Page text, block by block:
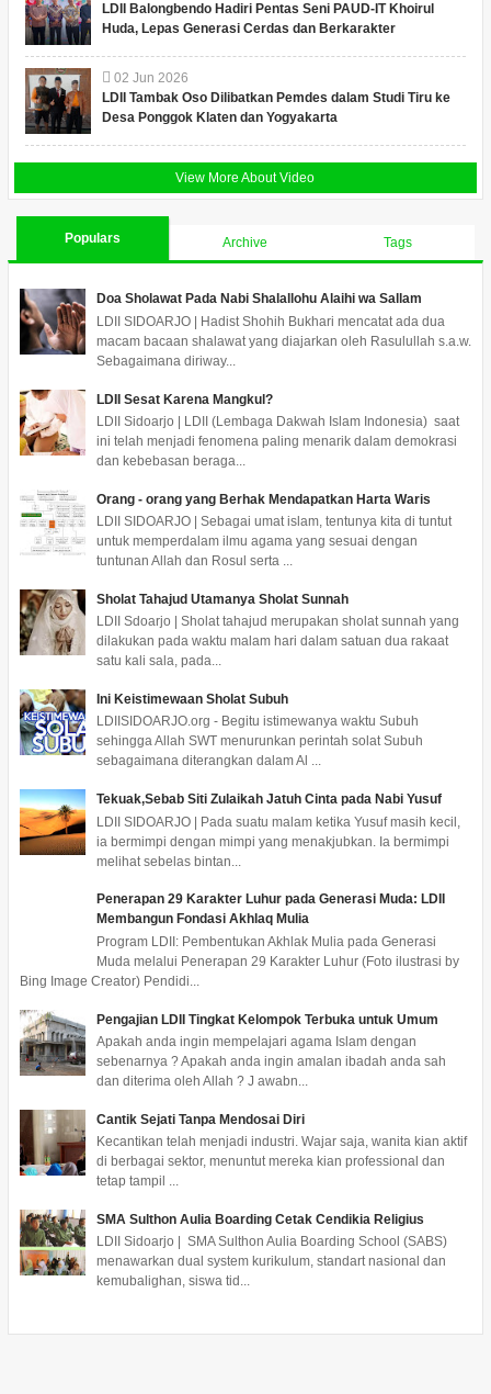
LDII Balongbendo Hadiri Pentas Seni PAUD-IT Khoirul
Huda, Lepas Generasi Cerdas dan Berkarakter
02 Jun 2026
LDII Tambak Oso Dilibatkan Pemdes dalam Studi Tiru ke
Desa Ponggok Klaten dan Yogyakarta
View More About Video
Populars Archive Tags
Doa Sholawat Pada Nabi Shalallohu Alaihi wa Sallam
LDII SIDOARJO | Hadist Shohih Bukhari mencatat ada dua
macam bacaan shalawat yang diajarkan oleh Rasulullah s.a.w.
Sebagaimana diriway...
LDII Sesat Karena Mangkul?
LDII Sidoarjo | LDII (Lembaga Dakwah Islam Indonesia) saat
ini telah menjadi fenomena paling menarik dalam demokrasi
dan kebebasan beraga...
Orang - orang yang Berhak Mendapatkan Harta Waris
LDII SIDOARJO | Sebagai umat islam, tentunya kita di tuntut
untuk memperdalam ilmu agama yang sesuai dengan
tuntunan Allah dan Rosul serta ...
Sholat Tahajud Utamanya Sholat Sunnah
LDII Sdoarjo | Sholat tahajud merupakan sholat sunnah yang
dilakukan pada waktu malam hari dalam satuan dua rakaat
satu kali sala, pada...
Ini Keistimewaan Sholat Subuh
LDIISIDOARJO.org - Begitu istimewanya waktu Subuh
sehingga Allah SWT menurunkan perintah solat Subuh
sebagaimana diterangkan dalam Al ...
Tekuak,Sebab Siti Zulaikah Jatuh Cinta pada Nabi Yusuf
LDII SIDOARJO | Pada suatu malam ketika Yusuf masih kecil,
ia bermimpi dengan mimpi yang menakjubkan. Ia bermimpi
melihat sebelas bintan...
Penerapan 29 Karakter Luhur pada Generasi Muda: LDII
Membangun Fondasi Akhlaq Mulia
Program LDII: Pembentukan Akhlak Mulia pada Generasi
Muda melalui Penerapan 29 Karakter Luhur (Foto ilustrasi by
Bing Image Creator) Pendidi...
Pengajian LDII Tingkat Kelompok Terbuka untuk Umum
Apakah anda ingin mempelajari agama Islam dengan
sebenarnya ? Apakah anda ingin amalan ibadah anda sah
dan diterima oleh Allah ? J awabn...
Cantik Sejati Tanpa Mendosai Diri
Kecantikan telah menjadi industri. Wajar saja, wanita kian aktif
di berbagai sektor, menuntut mereka kian professional dan
tetap tampil ...
SMA Sulthon Aulia Boarding Cetak Cendikia Religius
LDII Sidoarjo | SMA Sulthon Aulia Boarding School (SABS)
menawarkan dual system kurikulum, standart nasional dan
kemubalighan, siswa tid...